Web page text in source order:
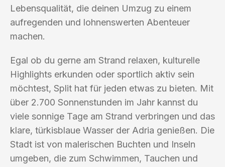
Lebensqualität, die deinen Umzug zu einem
aufregenden und lohnenswerten Abenteuer
machen.
Egal ob du gerne am Strand relaxen, kulturelle
Highlights erkunden oder sportlich aktiv sein
möchtest, Split hat für jeden etwas zu bieten. Mit
über 2.700 Sonnenstunden im Jahr kannst du
viele sonnige Tage am Strand verbringen und das
klare, türkisblaue Wasser der Adria genießen. Die
Stadt ist von malerischen Buchten und Inseln
umgeben, die zum Schwimmen, Tauchen und